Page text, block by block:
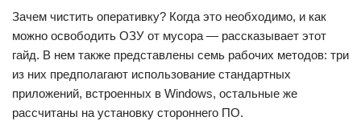
Зачем чистить оперативку? Когда это необходимо, и как
можно освободить ОЗУ от мусора — рассказывает этот
гайд. В нем также представлены семь рабочих методов: три
из них предполагают использование стандартных
приложений, встроенных в Windows, остальные же
рассчитаны на установку стороннего ПО.